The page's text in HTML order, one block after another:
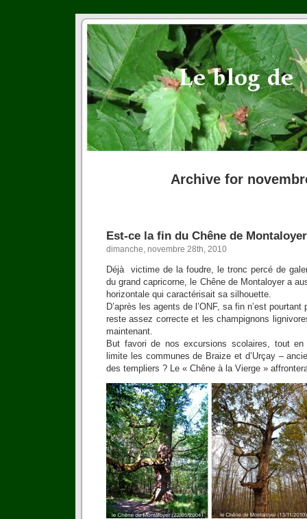
Archive for
Est-ce la fin du Chêne de
dimanche, novembre 28th, 2010
Déjà victime de la foudre, le tronc percé de
du grand capricorne, le Chêne de Montaloyer a
horizontale qui caractérisait sa silhouette.
D’après les agents de l’ONF, sa fin n’est
reste assez correcte et les champignons
maintenant.
But favori de nos excursions scolaires, tout
limite les communes de Braize et d’Urçay –
des templiers ? Le « Chêne à la Vierge »